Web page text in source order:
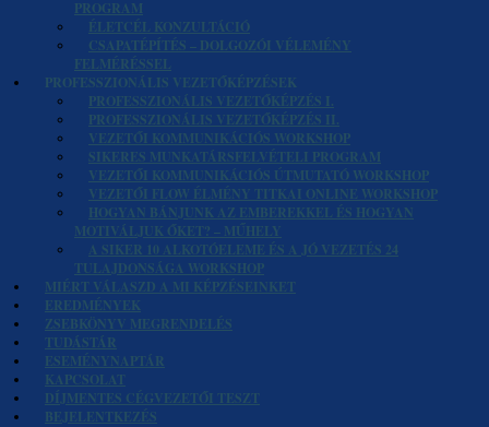
PROGRAM
ÉLETCÉL KONZULTÁCIÓ
CSAPATÉPÍTÉS – DOLGOZÓI VÉLEMÉNY
FELMÉRÉSSEL
PROFESSZIONÁLIS VEZETŐKÉPZÉSEK
PROFESSZIONÁLIS VEZETŐKÉPZÉS I.
PROFESSZIONÁLIS VEZETŐKÉPZÉS II.
VEZETŐI KOMMUNIKÁCIÓS WORKSHOP
SIKERES MUNKATÁRSFELVÉTELI PROGRAM
VEZETŐI KOMMUNIKÁCIÓS ÚTMUTATÓ WORKSHOP
VEZETŐI FLOW ÉLMÉNY TITKAI ONLINE WORKSHOP
HOGYAN BÁNJUNK AZ EMBEREKKEL ÉS HOGYAN
MOTIVÁLJUK ŐKET? – MŰHELY
A SIKER 10 ALKOTÓELEME ÉS A JÓ VEZETÉS 24
TULAJDONSÁGA WORKSHOP
MIÉRT VÁLASZD A MI KÉPZÉSEINKET
EREDMÉNYEK
ZSEBKÖNYV MEGRENDELÉS
TUDÁSTÁR
ESEMÉNYNAPTÁR
KAPCSOLAT
DÍJMENTES CÉGVEZETŐI TESZT
BEJELENTKEZÉS